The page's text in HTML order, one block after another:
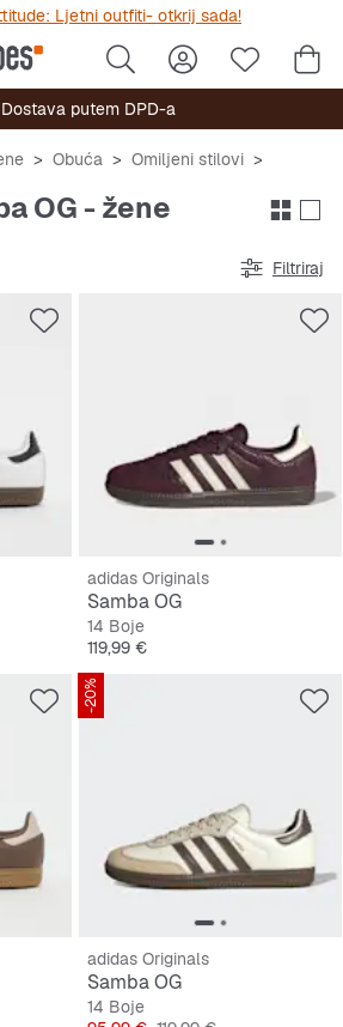
Ljetni outfiti- otkrij sada!
Dostava putem DPD-a
Obuća
Omiljeni stilovi
OG - žene
Filtriraj
adidas Originals
Samba OG
14 Boje
Cijena
119,99 €
-20%
adidas Originals
Samba OG
14 Boje